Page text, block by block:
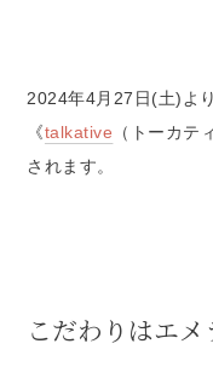
2024年4月27日(土)よ
《talkative （トーカ
されます。
こだわりはエ